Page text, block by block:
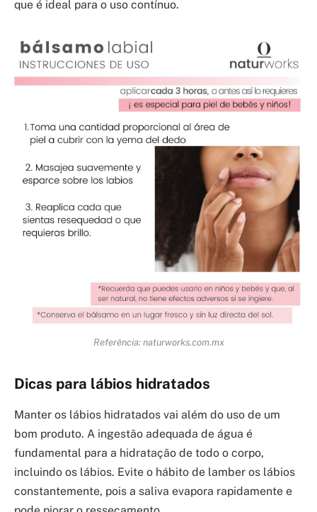
que é ideal para o uso contínuo.
Referência: naturworks.com.mx
Dicas para lábios hidratados
Manter os lábios hidratados vai além do uso de um
bom produto. A ingestão adequada de água é
fundamental para a hidratação de todo o corpo,
incluindo os lábios. Evite o hábito de lamber os lábios
constantemente, pois a saliva evapora rapidamente e